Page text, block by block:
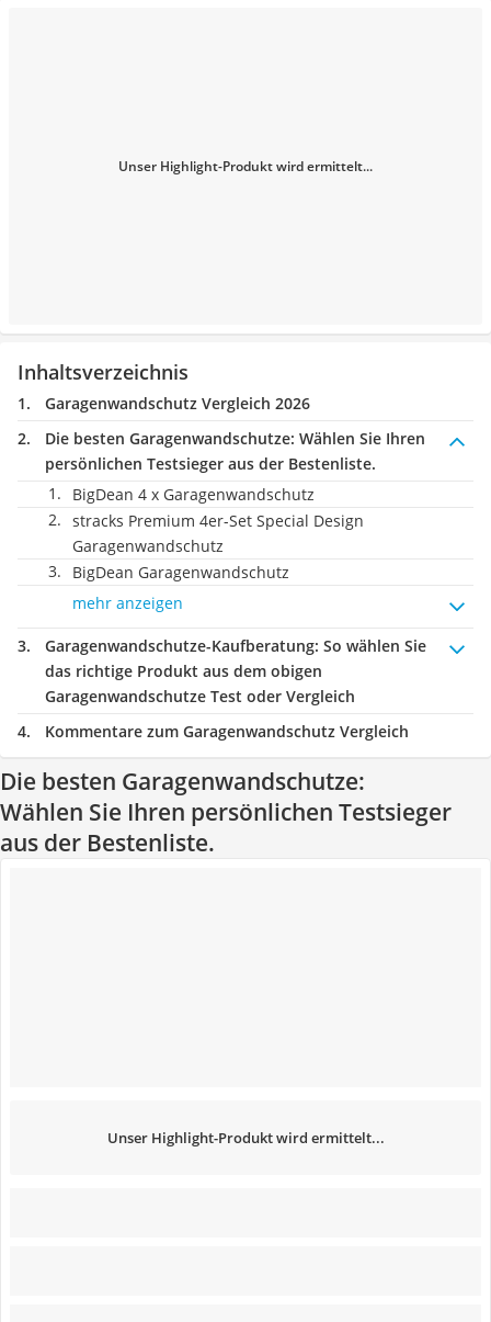
Unser Highlight-Produkt wird ermittelt...
Inhaltsverzeichnis
Garagenwandschutz Vergleich 2026
Die besten Garagenwandschutze: Wählen Sie Ihren
persönlichen Testsieger aus der Bestenliste.
BigDean 4 x Garagenwandschutz
stracks Premium 4er-Set Special Design
Garagenwandschutz
BigDean Garagenwandschutz
mehr anzeigen
Garagenwandschutze-Kaufberatung: So wählen Sie
das richtige Produkt aus dem obigen
Garagenwandschutze Test oder Vergleich
Kommentare zum Garagenwandschutz Vergleich
Die besten Garagenwandschutze:
Wählen Sie Ihren persönlichen Testsieger
aus der Bestenliste.
Unser Highlight-Produkt wird ermittelt...